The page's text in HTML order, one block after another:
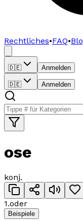
Rechtliches•FAQ•
🇩🇪 Anmelden
🇩🇪 Anmelden
ose
konj.
1.oder
Beispiele